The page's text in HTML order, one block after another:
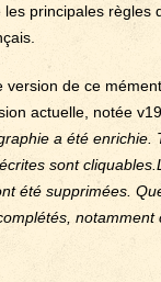
principales règles
version de ce
actuelle, notée
a été enrichie.
sont
été supprimées.
notamment